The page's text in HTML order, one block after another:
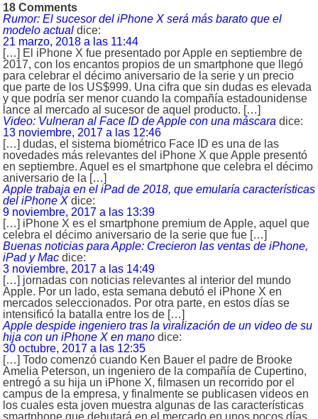
18 Comments
Rumor: El sucesor del iPhone X será más barato que el
modelo actual dice:
21 marzo, 2018 a las 11:44
[…] El iPhone X fue presentado por Apple en septiembre de
2017, con los encantos propios de un smartphone que llegó
para celebrar el décimo aniversario de la serie y un precio
que parte de los US$999. Una cifra que sin dudas es elevada
y que podría ser menor cuando la compañía estadounidense
lance al mercado al sucesor de aquel producto. […]
Video: Vulneran al Face ID de Apple con una máscara dice:
13 noviembre, 2017 a las 12:46
[…] dudas, el sistema biométrico Face ID es una de las
novedades más relevantes del iPhone X que Apple presentó
en septiembre. Aquel es el smartphone que celebra el décimo
aniversario de la […]
Apple trabaja en el iPad de 2018, que emularía características
del iPhone X dice:
9 noviembre, 2017 a las 13:39
[…] iPhone X es el smartphone premium de Apple, aquel que
celebra el décimo aniversario de la serie que fue […]
Buenas noticias para Apple: Crecieron las ventas de iPhone,
iPad y Mac dice:
3 noviembre, 2017 a las 14:49
[…] jornadas con noticias relevantes al interior del mundo
Apple. Por un lado, esta semana debutó el iPhone X en
mercados seleccionados. Por otra parte, en estos días se
intensificó la batalla entre los de […]
Apple despide ingeniero tras la viralización de un video de su
hija con un iPhone X en mano dice:
30 octubre, 2017 a las 12:35
[…] Todo comenzó cuando Ken Bauer el padre de Brooke
Amelia Peterson, un ingeniero de la compañía de Cupertino,
entregó a su hija un iPhone X, filmasen un recorrido por el
campus de la empresa, y finalmente se publicasen videos en
los cuales esta joven muestra algunas de las características
smartphone que debutará en el mercado en unos pocos días